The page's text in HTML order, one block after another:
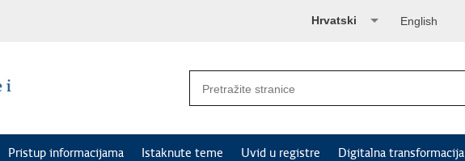
English
Hrvatski
Pristup informacijama Istaknute teme Uvid u registre Digitalna transformacija